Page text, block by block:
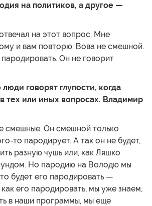
на политиков, а другое —
на этот вопрос. Мне
и вам повторю. Вова не смешной.
Он не говорит
говорят глупости, когда
тех или иных вопросах. Владимир
смешные. Он смешной только
то пародирует. А так он не будет,
разную чушь или, как Ляшко
Но пародию на Володю мы
будет его пародировать —
его пародировать, мы уже знаем,
в наши программы, мы еще